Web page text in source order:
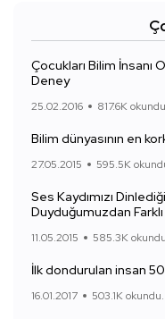
Çocukları Bilim İnsanı
Deney
25.02.2016 817.6K
Bilim dünyasının en
27.05.2015 595.5K
Ses Kaydımızı
Duyduğumuzdan Farklı
11.05.2015 585.3K
İlk dondurulan insan
16.01.2017 503.1K okundu.